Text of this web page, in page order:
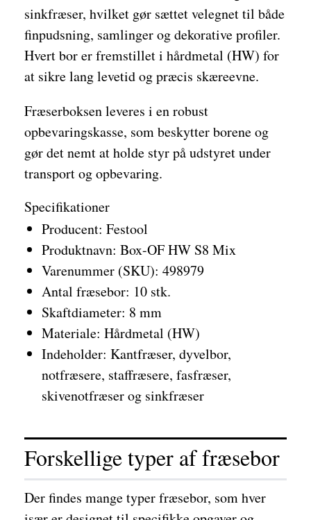
sinkfræser, hvilket gør sættet velegnet til både
finpudsning, samlinger og dekorative profiler.
Hvert bor er fremstillet i hårdmetal (HW) for
at sikre lang levetid og præcis skæreevne.
Fræserboksen leveres i en robust
opbevaringskasse, som beskytter borene og
gør det nemt at holde styr på udstyret under
transport og opbevaring.
Specifikationer
Producent: Festool
Produktnavn: Box-OF HW S8 Mix
Varenummer (SKU): 498979
Antal fræsebor: 10 stk.
Skaftdiameter: 8 mm
Materiale: Hårdmetal (HW)
Indeholder: Kantfræser, dyvelbor,
notfræsere, staffræsere, fasfræser,
skivenotfræser og sinkfræser
Forskellige typer af fræsebor
Der findes mange typer fræsebor, som hver